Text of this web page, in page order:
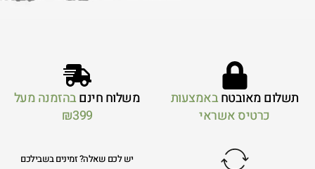
תשלום מאובטחבאמצעות
כרטיס אשראי
משלוח חינםבהזמנה מעל
₪399
יש לכם שאלה? זמינים בשבילכם